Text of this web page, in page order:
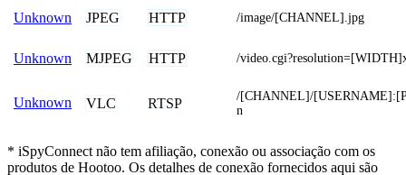
Unknown JPEG HTTP /image/[CHANNEL].jpg
Unknown MJPEG HTTP /
Unknown VLC RTSP
/[CHANNEL]/
n
* iSpyConnect não tem afiliação, conexão ou associação com os
produtos de Hootoo. Os detalhes de conexão fornecidos aqui são